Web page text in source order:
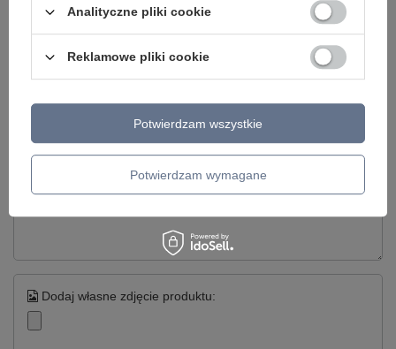
Napisz swoją opinię
5/5
Treść twojej opinii
Dodaj własne zdjęcie produktu:
Analityczne pliki cookie
Reklamowe pliki cookie
Potwierdzam wymagane
Potwierdzam wszystkie